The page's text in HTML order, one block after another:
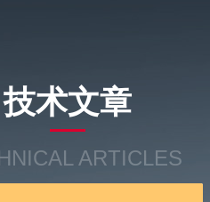
技术文章
ARTICLES